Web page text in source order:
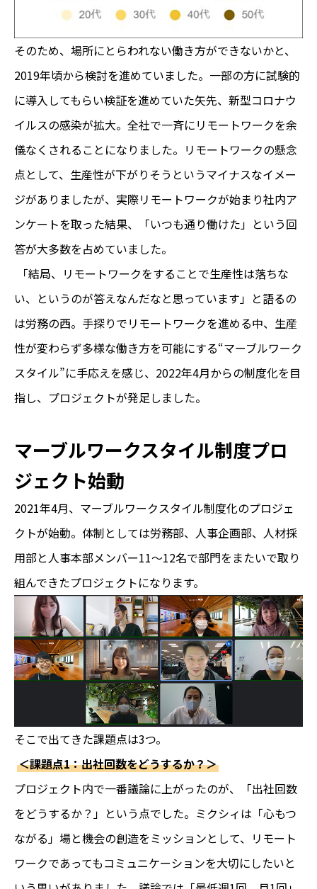
そのため、場所にとらわれない働き方ができないかと、
2019年頃から検討を進めていました。一部の方に試験的
に導入してもらい検証を進めていた矢先、新型コロナウ
イルスの感染が拡大。全社で一斉にリモートワークを余
儀なくされることになりました。リモートワークの懸念
点として、生産性が下がりそうというマイナスなイメー
ジがありましたが、実際リモートワークが始まり社内ア
ンケートを取った結果、「いつも通り働けた」という回
答が大多数を占めていました。
「結局、リモートワークをすることで生産性は落ちな
い、というのが答えなんだなと思っています」と語るの
は労務の西。手探りでリモートワークを進める中、生産
性が変わらず多様な働き方を可能にする“マーブルワーク
スタイル”に手応えを感じ、2022年4月からの制度化を目
指し、プロジェクトが発足しました。
マーブルワークスタイル制度プロ
ジェクト始動
2021年4月、マーブルワークスタイル制度化のプロジェ
クトが始動。体制としては労務部、人事企画部、人材採
用部と人事本部メンバー11～12名で部門をまたいで取り
組んできたプロジェクトになります。
そこで出てきた課題点は3つ。
＜課題点1：出社回数をどうするか？＞
プロジェクト内で一番議論に上がったのが、「出社回数
をどうするか？」という点でした。ミクシィは「心もつ
ながる」場と機会の創造をミッションとして、リモート
ワークであってもコミュニケーションを大切にしたいと